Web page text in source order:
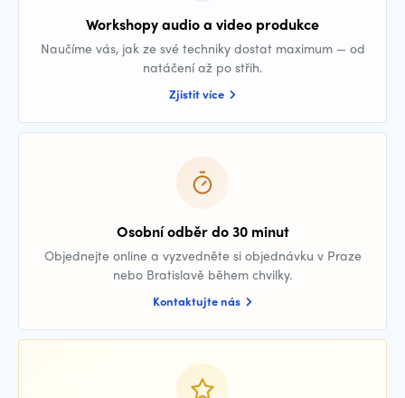
Workshopy audio a video produkce
Naučíme vás, jak ze své techniky dostat maximum — od
natáčení až po střih.
Zjistit více
Osobní odběr do 30 minut
Objednejte online a vyzvedněte si objednávku v Praze
nebo Bratislavě během chvilky.
Kontaktujte nás